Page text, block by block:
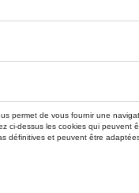
n'est actuellement pas
Vérifiez la